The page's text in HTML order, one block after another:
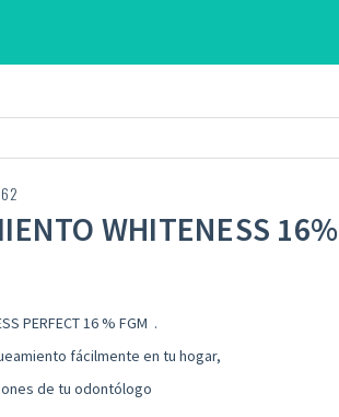
WHITENESS 16%
PERFECT 16 % FGM .
fácilmente en tu hogar,
de tu odontólogo